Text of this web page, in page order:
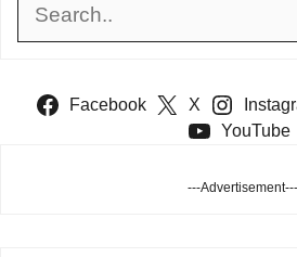
Facebook X
YouTube
---Advertisement---